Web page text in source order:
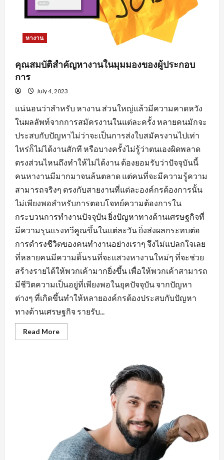
หางาน
คุณสมบัติสำคัญหางานในมุมมองของผู้ประกอบ
การ
July 4, 2023
แน่นอนว่าสำหรับ หางาน ส่วนใหญ่แล้วมีความคาดหวัง
ในผลลัพท์จากการสมัครงานในแต่ละครั้ง หลายคนมักจะ
ประสบกับปัญหาไม่ว่าจะเป็นการส่งใบสมัครงานไปเท่า
ไหร่ก็ไม่ได้งานสักที หรือบางครั้งไม่รู้ว่าตนเองผิดพลาด
ตรงส่วนไหนถึงทำให้ไม่ได้งาน ต้องยอมรับว่าปัจจุบันนี้
คนหางานมีมากมาจนล้นตลาด แต่คนที่จะมีความรู้ความ
สามารถจริงๆ ตรงกับสายงานที่แต่ละองค์กรต้องการนั้น
ไม่เพียงพอสำหรับการตอบโจทย์ความต้องการใน
กระบวนการทำงานปัจจุบัน ยิ่งปัญหาทางด้านเศรษฐกิจที่
มีความรุนแรงทวีคูณขึ้นในแต่ละวัน ยิ่งส่งผลกระทบต่อ
การดำรงชีวิตของคนทำงานอย่างเราๆ จึงไม่แปลกใจเลย
ที่หลายคนมีความดิ้นรนที่จะแสวงหางานใหม่ๆ ที่จะช่วย
สร้างรายได้ให้พวกเค้ามากยิ่งขึ้น เพื่อให้พวกเค้าสามารถ
มีชีวิตความเป็นอยู่ที่เพียงพอในยุคปัจจุบัน จากปัญหา
ต่างๆ ที่เกิดขึ้นทำให้หลายองค์กรต้องประสบกับปัญหา
ทางด้านเศรษฐกิจ รายรับ...
Read MoreRead
more